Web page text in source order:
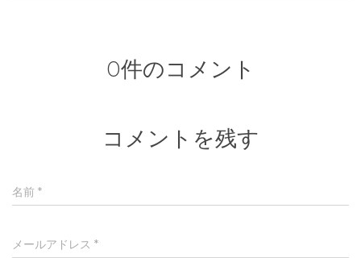
0件のコメント
コメントを残す
名前 *
メールアドレス *